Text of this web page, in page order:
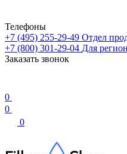
Телефоны
+7 (495) 255-29-49 Отдел
+7 (800) 301-29-04 Для
Заказать звонок
0
0
0